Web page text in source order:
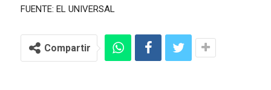
FUENTE: EL UNIVERSAL
Compartir